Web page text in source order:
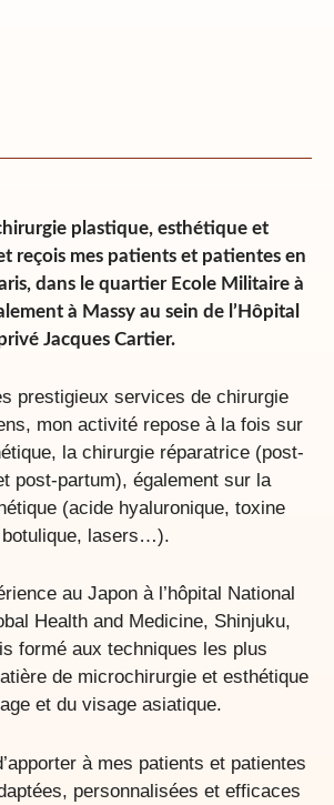
plastique, esthétique et
reçois mes patients et patientes en
dans le quartier Ecole Militaire à
à Massy au sein de l’Hôpital
Jacques Cartier.
prestigieux services de chirurgie
mon activité repose à la fois sur
la chirurgie réparatrice (post-
post-partum), également sur la
(acide hyaluronique, toxine
botulique, lasers…).
au Japon à l’hôpital National
Health and Medicine, Shinjuku,
formé aux techniques les plus
de microchirurgie et esthétique
et du visage asiatique.
à mes patients et patientes
personnalisées et efficaces